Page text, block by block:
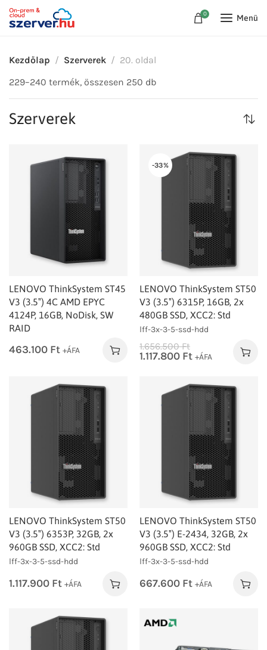
0 Menü
Kezdőlap Szerverek
20. oldal
229–240 termék, összesen 250 db
Szerverek
LENOVO ThinkSystem ST45
V3 (3.5″) 4C AMD EPYC
4124P, 16GB, NoDisk, SW
RAID
463.100 Ft +ÁFA
-33%
LENOVO ThinkSystem ST50
V3 (3.5″) 6315P, 16GB, 2x
480GB SSD, XCC2: Std
lff-3x-3-5-ssd-hdd
1.656.500Ft
1.117.800 Ft +ÁFA
LENOVO ThinkSystem ST50
V3 (3.5″) 6353P, 32GB, 2x
960GB SSD, XCC2: Std
lff-3x-3-5-ssd-hdd
1.117.900 Ft +ÁFA
LENOVO ThinkSystem ST50
V3 (3.5″) E-2434, 32GB, 2x
960GB SSD, XCC2: Std
lff-3x-3-5-ssd-hdd
667.600 Ft +ÁFA